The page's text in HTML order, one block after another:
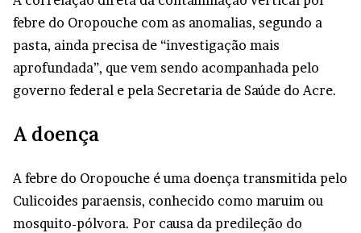
febre do Oropouche com as anomalias, segundo a
pasta, ainda precisa de “investigação mais
aprofundada”, que vem sendo acompanhada pelo
governo federal e pela Secretaria de Saúde do Acre.
A doença
A febre do Oropouche é uma doença transmitida pelo
Culicoides paraensis, conhecido como maruim ou
mosquito-pólvora. Por causa da predileção do